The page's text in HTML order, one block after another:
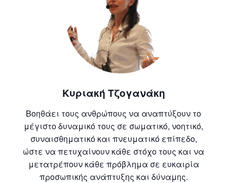
Κυριακή Τζογανάκη
Βοηθάει τους ανθρώπους να αναπτύξουν το
μέγιστο δυναμικό τους σε σωματικό, νοητικό,
συναισθηματικό και πνευματικό επίπεδο,
ώστε να πετυχαίνουν κάθε στόχο τους και να
μετατρέπουν κάθε πρόβλημα σε ευκαιρία
προσωπικής ανάπτυξης και δύναμης.